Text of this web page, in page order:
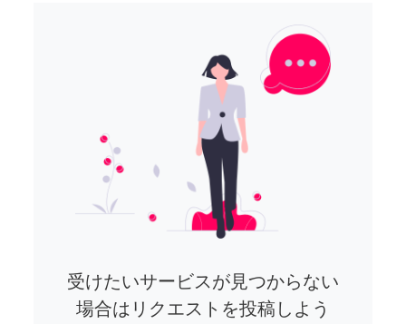
受けたいサービスが見つからない
場合はリクエストを投稿しよう